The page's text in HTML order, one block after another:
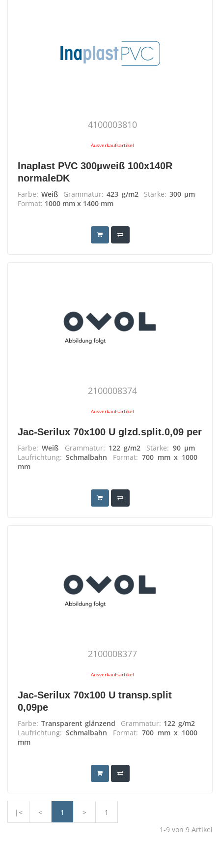
4100003810
Ausverkaufsartikel
Inaplast PVC 300µweiß 100x140R
normaleDK
Farbe:Weiß Grammatur:423 g/m2 Stärke: 300 µm
Format: 1000 mm x 1400 mm
2100008374
Ausverkaufsartikel
Jac-Serilux 70x100 U glzd.split.0,09 per
Farbe:Weiß Grammatur: 122 g/m2 Stärke: 90 µm
Laufrichtung: Schmalbahn Format:700 mm x 1000
mm
2100008377
Ausverkaufsartikel
Jac-Serilux 70x100 U transp.split
0,09pe
Farbe: Transparent glänzend Grammatur: 122 g/m2
Laufrichtung: Schmalbahn Format:700 mm x 1000
mm
|< < 1 >
1
1-9 von 9 Artikel